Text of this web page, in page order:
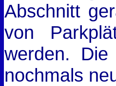
Abschnitt
von
werden.
nochmals